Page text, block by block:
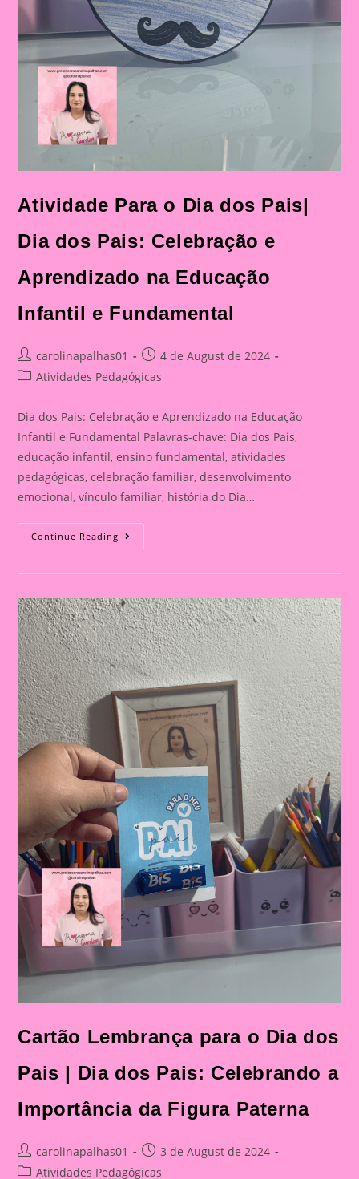
Atividade Para o Dia dos Pais|
Dia dos Pais: Celebração e
Aprendizado na Educação
Infantil e Fundamental
Post
author:
carolinapalhas01
Post
published:
4 de August de 2024
PostAtividades Pedagógicas
Dia dos Pais: Celebração e Aprendizado na Educação
Infantil e Fundamental Palavras-chave: Dia dos Pais,
educação infantil, ensino fundamental, atividades
pedagógicas, celebração familiar, desenvolvimento
emocional, vínculo familiar, história do Dia…
Continue Reading Atividade
Para
Dia
Dia
Dos
Pais:
Celebração
E
Aprendizado
Na
Educação
Infantil
E
Fundamental
Cartão Lembrança para o Dia dos
Pais | Dia dos Pais: Celebrando a
Importância da Figura Paterna
Post
author:
carolinapalhas01
Post
published:
3 de August de 2024
PostAtividades Pedagógicas